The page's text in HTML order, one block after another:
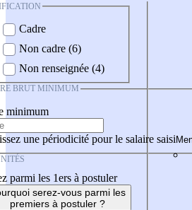
Cadre
Non cadre (6)
Non renseignée (4)
BRUT MINIMUM
minimum
une périodicité pour le salaire saisi
parmi les 1ers à postuler
serez-vous parmi les
premiers à postuler ?